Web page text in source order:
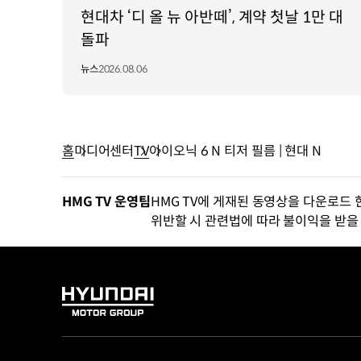
현대차 ‘디 올 뉴 아반떼’, 계약 첫날 1만 대
돌파
뉴스2026.08.06
홈미디어센터TV아이오닉 6 N 티저 필름 | 현대 N
HMG TV 운영팀HMG TV에 게재된 동영상을 다운로드
위반할 시 관련법에 따라 불이익을 받
HYUNDAI
GROUP